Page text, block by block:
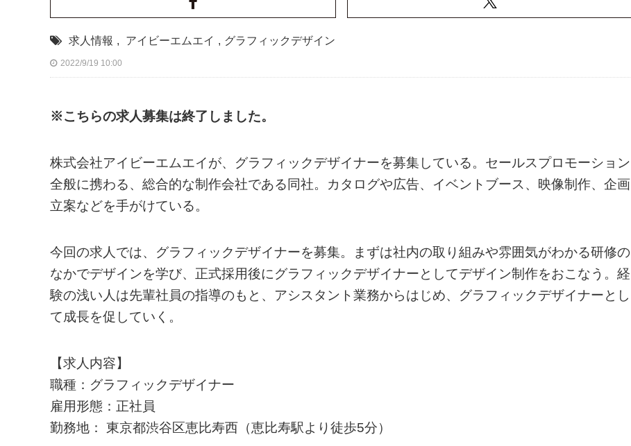
求人情報 , アイビーエムエイ , グラフィックデザイン
2022/9/19 10:00
※こちらの求人募集は終了しました。
株式会社アイビーエムエイが、グラフィックデザイナーを募集している。セールスプロモーション
全般に携わる、総合的な制作会社である同社。カタログや広告、イベントブース、映像制作、企画
立案などを手がけている。
今回の求人では、グラフィックデザイナーを募集。まずは社内の取り組みや雰囲気がわかる研修の
なかでデザインを学び、正式採用後にグラフィックデザイナーとしてデザイン制作をおこなう。経
験の浅い人は先輩社員の指導のもと、アシスタント業務からはじめ、グラフィックデザイナーとし
て成長を促していく。
【求人内容】
職種：グラフィックデザイナー
雇用形態：正社員
勤務地： 東京都渋谷区恵比寿西（恵比寿駅より徒歩5分）